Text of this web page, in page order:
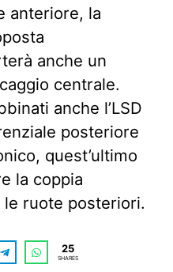
anteriore, la
anche un
centrale.
anche l’LSD
posteriore
quest’ultimo
la coppia
ruote posteriori.
25
SHARES